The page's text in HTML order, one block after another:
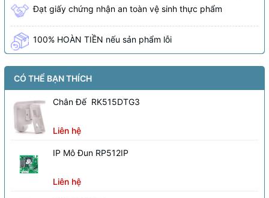
Đạt giấy chứng nhận an toàn vệ sinh thực phẩm
100% HOÀN TIỀN nếu sản phẩm lỗi
CÓ THỂ BẠN THÍCH
Chân Đế RK515DTG3
Liên hệ
IP Mô Đun RP512IP
Liên hệ